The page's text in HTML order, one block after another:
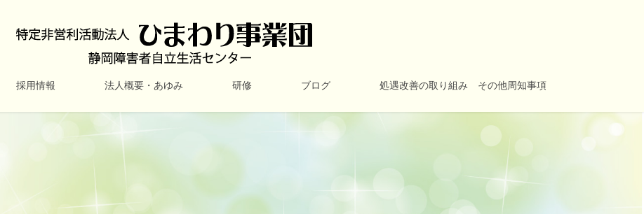
採用情報 法人概要・あゆみ 研修 ブログ 処遇改善の取り組み その他周知事項